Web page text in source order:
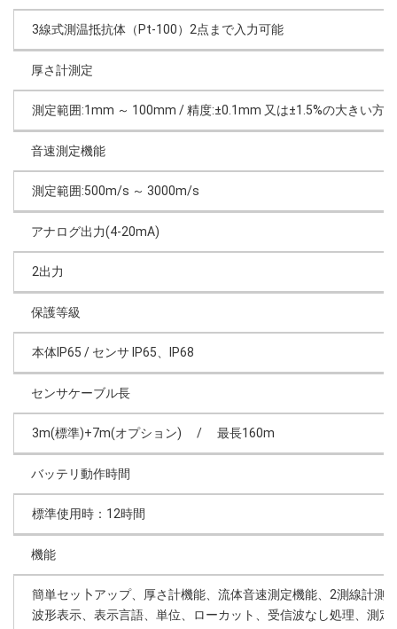
3線式測温抵抗体（Pt-100）2点まで入力可能
厚さ計測定
測定範囲:1mm ～ 100mm / 精度:±0.1mm 又は±1.5%の大きい方
音速測定機能
測定範囲:500m/s ～ 3000m/s
アナログ出力(4-20mA)
2出力
保護等級
本体IP65 / センサ IP65、IP68
センサケーブル長
3m(標準)+7m(オプション) / 最長160m
バッテリ動作時間
標準使用時：12時間
機能
簡単セッ卜アップ、厚さ計機能、流体音速測定機能、2測線計測
波形表示、表示言語、単位、ローカット、受信波なし処理、測